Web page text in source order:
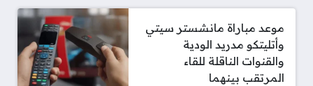
موعد مباراة مانشستر سيتي
وأتليتكو مدريد الودية
والقنوات الناقلة للقاء
المرتقب بينهما